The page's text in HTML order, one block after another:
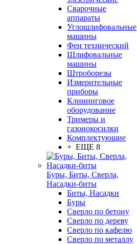
Сварочные
аппараты
Углошлифовальные
машины
Фен технический
Шлифовальные
машины
Штроборезы
Измерительные
приборы
Клининговое
оборудование
Тримеры и
газонокосилки
Комплектующие
+ ЕЩЕ 8
Буры, Биты, Сверла,
Насадки-биты
Биты, Насадки
Буры
Сверло по бетону
Сверло по дереву
Сверло по кафелю
Сверло по металлу